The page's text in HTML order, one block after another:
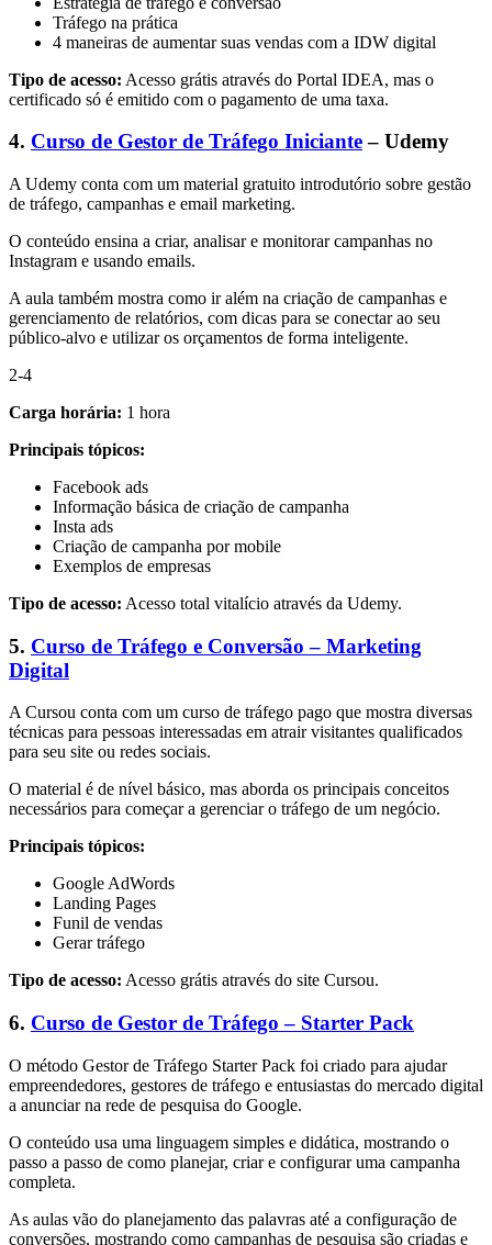
Tráfego na prática
4 maneiras de aumentar suas vendas com a IDW digital
Tipo de acesso: Acesso grátis através do Portal IDEA, mas o
certificado só é emitido com o pagamento de uma taxa.
4. Curso de Gestor de Tráfego Iniciante– Udemy
A Udemy conta com um material gratuito introdutório sobre gestão
de tráfego, campanhas e email marketing.
O conteúdo ensina a criar, analisar e monitorar campanhas no
Instagram e usando emails.
A aula também mostra como ir além na criação de campanhas e
gerenciamento de relatórios, com dicas para se conectar ao seu
público-alvo e utilizar os orçamentos de forma inteligente.
2-4
Carga horária: 1 hora
Principais tópicos:
Facebook ads
Informação básica de criação de campanha
Insta ads
Criação de campanha por mobile
Exemplos de empresas
Tipo de acesso: Acesso total vitalício através da Udemy.
5. Curso de Tráfego e Conversão – Marketing
Digital
A Cursou conta com um curso de tráfego pago que mostra diversas
técnicas para pessoas interessadas em atrair visitantes qualificados
para seu site ou redes sociais.
O material é de nível básico, mas aborda os principais conceitos
necessários para começar a gerenciar o tráfego de um negócio.
Principais tópicos:
Google AdWords
Landing Pages
Funil de vendas
Gerar tráfego
Tipo de acesso: Acesso grátis através do site Cursou.
6. Curso de Gestor de Tráfego – Starter Pack
O método Gestor de Tráfego Starter Pack foi criado para ajudar
empreendedores, gestores de tráfego e entusiastas do mercado digital
a anunciar na rede de pesquisa do Google.
O conteúdo usa uma linguagem simples e didática, mostrando o
passo a passo de como planejar, criar e configurar uma campanha
completa.
As aulas vão do planejamento das palavras até a configuração de
conversões, mostrando como campanhas de pesquisa são criadas e